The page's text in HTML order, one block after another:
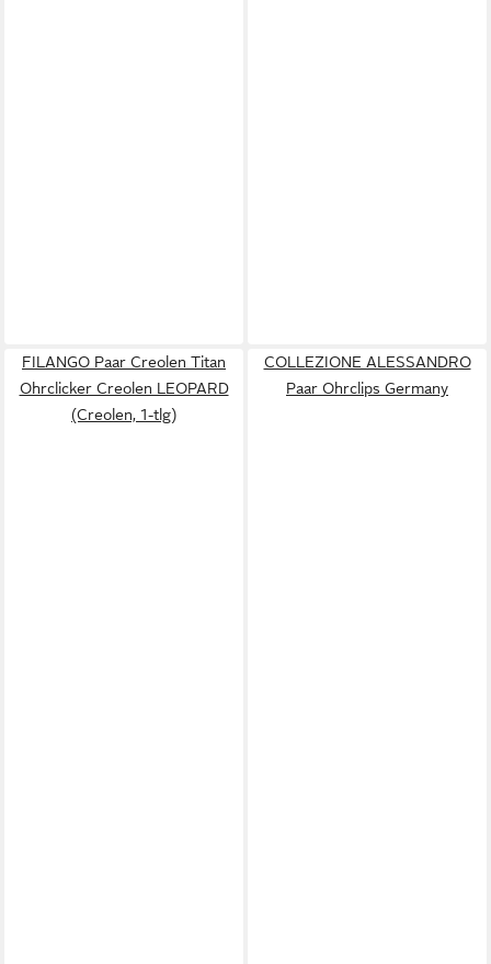
FILANGO Paar Creolen Titan
Ohrclicker Creolen LEOPARD
(Creolen, 1-tlg)
COLLEZIONE ALESSANDRO
Paar Ohrclips Germany